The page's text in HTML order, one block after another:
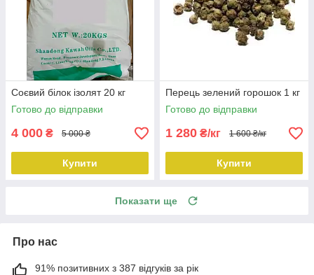
Соєвий білок ізолят 20 кг
Готово до відправки
4 000 ₴ 5 000 ₴
Купити
Перець зелений горошок 1 кг
Готово до відправки
1 280 ₴/кг 1 600 ₴/кг
Купити
Показати ще
Про нас
91% позитивних з 387 відгуків за рік